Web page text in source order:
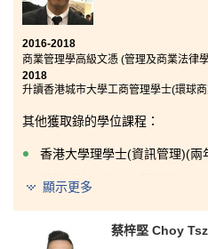
生理學等，為我將來修讀護理學
學習以外，這課程也提供了很多
藉以增值自我。 我曾參加了書院
有機會到一個藥物管理中心做實
都非常有熱誠，知識廣博。我非
培，我終於能夠實現升讀大學護
2016-2018
商業管理學高級文憑 (管理及商業法律
2018
升讀香港城市大學工商管理學士(環球
其他獲取錄的學位課程：
香港大學理學士(資訊管理)(兩
香港城市大學工商管理學士(
香港城市大學社會科學學士(
顯示更多
蔡梓堅 Choy